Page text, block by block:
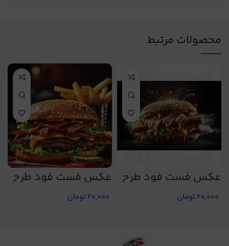
محصولات مرتبط
عکس فست فود طرح
شماره 6
20,000تومان
عکس فست فود طرح
شماره 16
20,000تومان